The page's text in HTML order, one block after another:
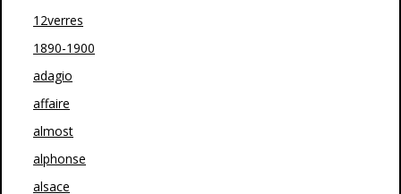
12verres
1890-1900
adagio
affaire
almost
alphonse
alsace